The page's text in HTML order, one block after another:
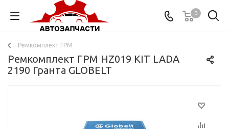
0
Ремкомплект ГРМ
Ремкомплект ГРМ HZ019 KIT LADA
2190 Гранта GLOBELT